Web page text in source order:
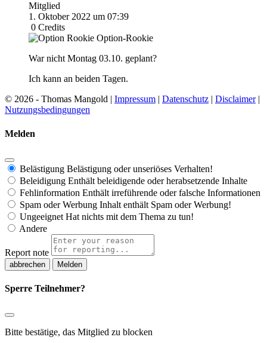
Mitglied
1. Oktober 2022 um 07:39
0 Credits
Option-Rookie
War nicht Montag 03.10. geplant?
Ich kann an beiden Tagen.
© 2026 - Thomas Mangold | Impressum | Datenschutz | Disclaimer|
Nutzungsbedingungen
Melden
Belästigung Belästigung oder unseriöses Verhalten!
Beleidigung Enthält beleidigende oder herabsetzende Inhalte
Fehlinformation Enthält irreführende oder falsche Informationen
Spam oder Werbung Inhalt enthält Spam oder Werbung!
Ungeeignet Hat nichts mit dem Thema zu tun!
Andere
Report note
Melden
Sperre Teilnehmer?
Bitte bestätige, das Mitglied zu blocken